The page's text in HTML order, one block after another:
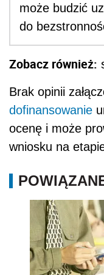
może budzić
do
Zobacz również:
Brak opinii
dofinansowanie
ocenę i może
wniosku na